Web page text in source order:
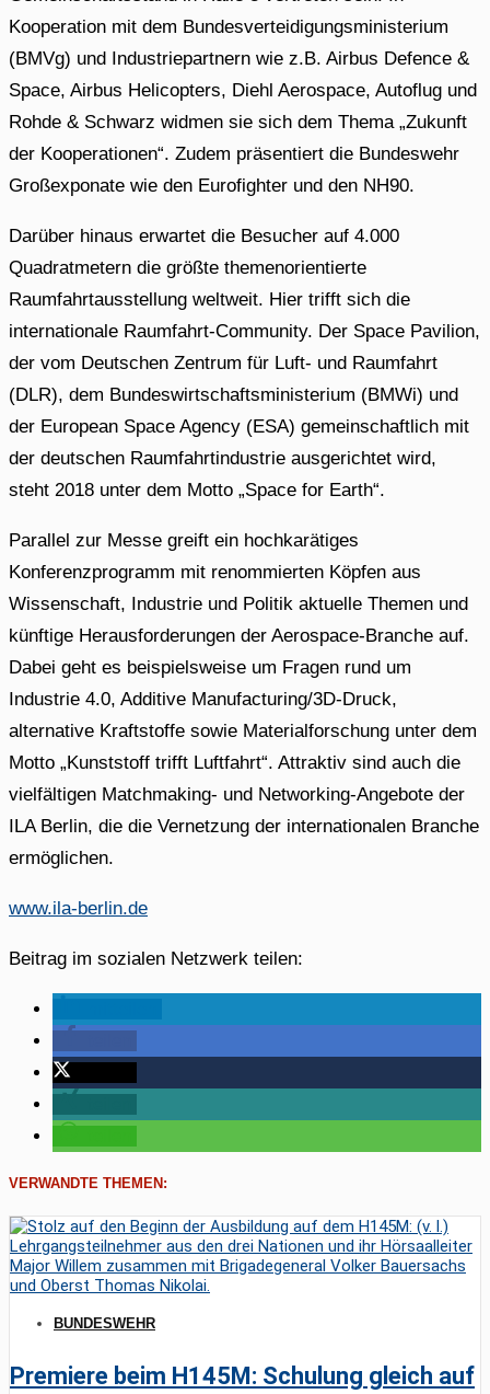
Kooperation mit dem Bundesverteidigungsministerium
(BMVg) und Industriepartnern wie z.B. Airbus Defence &
Space, Airbus Helicopters, Diehl Aerospace, Autoflug und
Rohde & Schwarz widmen sie sich dem Thema „Zukunft
der Kooperationen“. Zudem präsentiert die Bundeswehr
Großexponate wie den Eurofighter und den NH90.
Darüber hinaus erwartet die Besucher auf 4.000
Quadratmetern die größte themenorientierte
Raumfahrtausstellung weltweit. Hier trifft sich die
internationale Raumfahrt-Community. Der Space Pavilion,
der vom Deutschen Zentrum für Luft- und Raumfahrt
(DLR), dem Bundeswirtschaftsministerium (BMWi) und
der European Space Agency (ESA) gemeinschaftlich mit
der deutschen Raumfahrtindustrie ausgerichtet wird,
steht 2018 unter dem Motto „Space for Earth“.
Parallel zur Messe greift ein hochkarätiges
Konferenzprogramm mit renommierten Köpfen aus
Wissenschaft, Industrie und Politik aktuelle Themen und
künftige Herausforderungen der Aerospace-Branche auf.
Dabei geht es beispielsweise um Fragen rund um
Industrie 4.0, Additive Manufacturing/3D-Druck,
alternative Kraftstoffe sowie Materialforschung unter dem
Motto „Kunststoff trifft Luftfahrt“. Attraktiv sind auch die
vielfältigen Matchmaking- und Networking-Angebote der
ILA Berlin, die die Vernetzung der internationalen Branche
ermöglichen.
www.ila-berlin.de
Beitrag im sozialen Netzwerk teilen:
VERWANDTE THEMEN:
BUNDESWEHR
Premiere beim H145M: Schulung gleich auf